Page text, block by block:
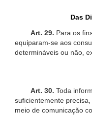
Das
Art. 29. Para os
equiparam-se aos
determináveis ou não,
Art. 30. Toda
suficientemente
meio de comunicação